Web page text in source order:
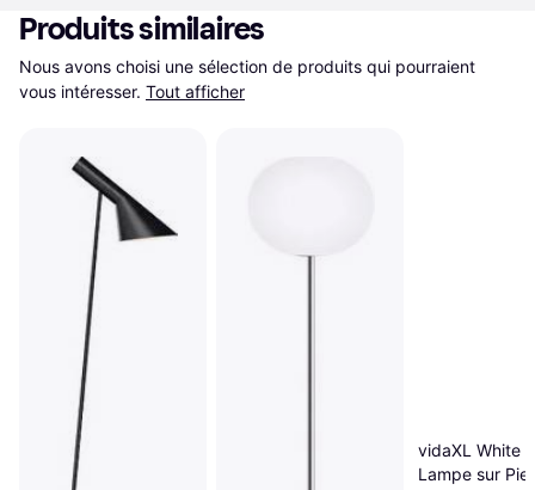
Produits similaires
Nous avons choisi une sélection de produits qui pourraient
vous intéresser. Tout afficher
vidaXL White
Lampe sur